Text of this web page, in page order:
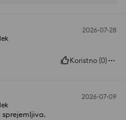
2026-07-28
Koristno (0)
2026-07-09
sprejemljiva.